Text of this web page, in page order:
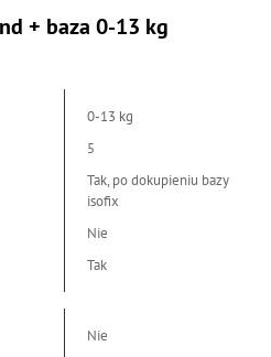
+ baza 0-13 kg
0-13 kg
5
Tak, po dokupieniu bazy
isofix
Nie
Tak
Nie